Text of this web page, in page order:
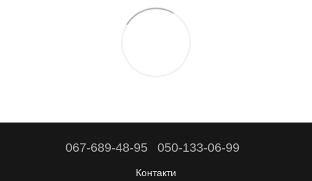
067-689-48-95 050-133-06-99
Контакти